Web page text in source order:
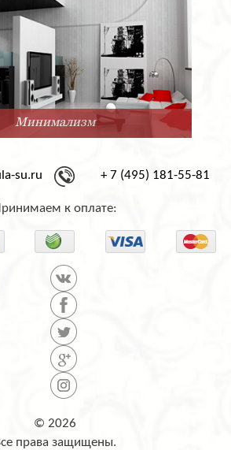
Минимализм
su.ru + 7 (495) 181-55-81
к оплате:
© 2026
права защищены.